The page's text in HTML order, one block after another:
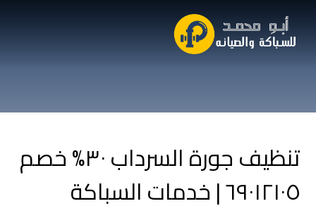
تنظيف جورة السرداب ٣٠% خصم
٦٩٠١٢١٠٥ | خدمات السباكة